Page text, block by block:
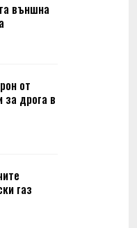
външна
от
дрога в
газ